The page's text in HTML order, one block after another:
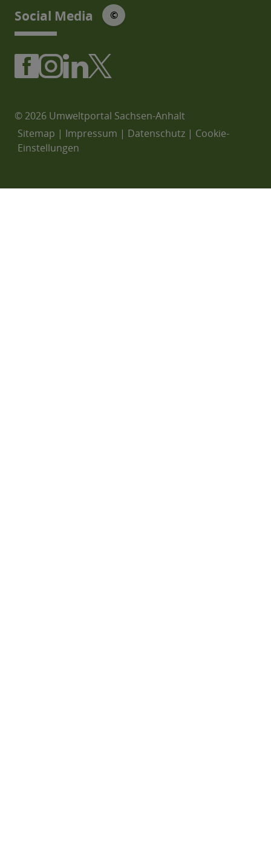
Social Media © © Social Media Icons: jam-
© 2026 Umweltportal Sachsen-Anhalt
Sitemap | Impressum | Datenschutz | Cookie-
Einstellungen